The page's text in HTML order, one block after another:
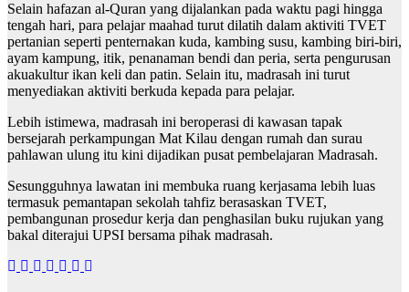
Selain hafazan al-Quran yang dijalankan pada waktu pagi hingga
tengah hari, para pelajar maahad turut dilatih dalam aktiviti TVET
pertanian seperti penternakan kuda, kambing susu, kambing biri-biri,
ayam kampung, itik, penanaman bendi dan peria, serta pengurusan
akuakultur ikan keli dan patin. Selain itu, madrasah ini turut
menyediakan aktiviti berkuda kepada para pelajar.
Lebih istimewa, madrasah ini beroperasi di kawasan tapak
bersejarah perkampungan Mat Kilau dengan rumah dan surau
pahlawan ulung itu kini dijadikan pusat pembelajaran Madrasah.
Sesungguhnya lawatan ini membuka ruang kerjasama lebih luas
termasuk pemantapan sekolah tahfiz berasaskan TVET,
pembangunan prosedur kerja dan penghasilan buku rujukan yang
bakal diterajui UPSI bersama pihak madrasah.